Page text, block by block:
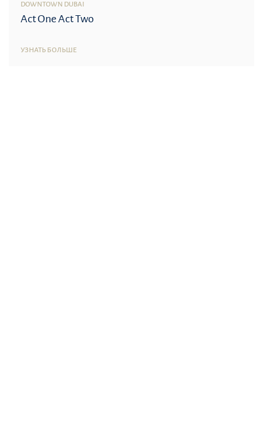
DOWNTOWN DUBAI
Act One Act Two
УЗНАТЬ БОЛЬШЕ